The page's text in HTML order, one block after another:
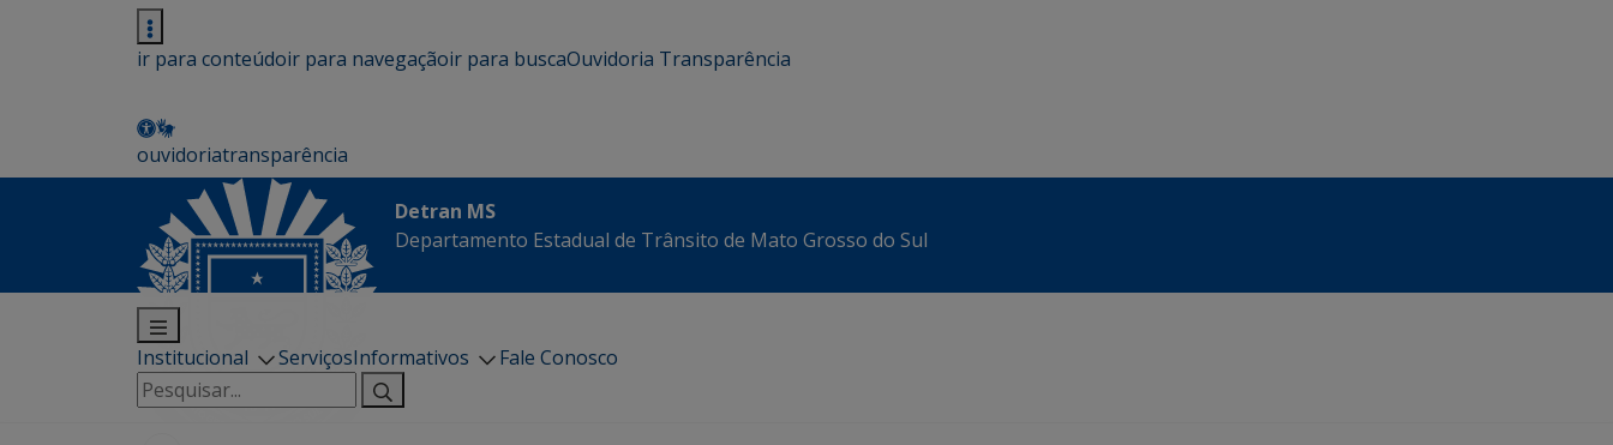
ir para conteúdoir para navegaçãoir para buscaOuvidoria Transparência
ouvidoriatransparência
Detran MS
Departamento Estadual de Trânsito de Mato Grosso do Sul
Institucional ServiçosInformativos
Fale Conosco
Pesquisar
por: